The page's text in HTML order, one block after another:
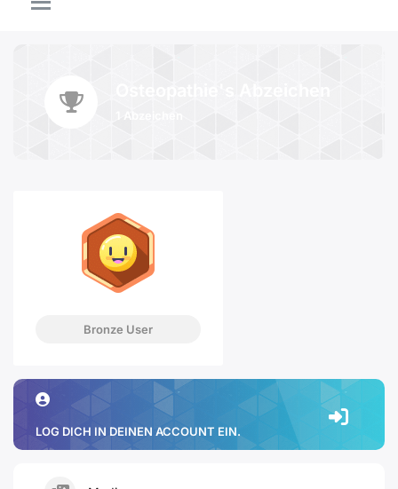
Bronze User
LOG DICH IN DEINEN ACCOUNT EIN.